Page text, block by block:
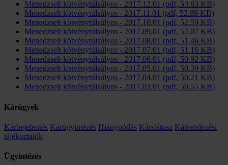
Menedzselt kötvénytúlsúlyos - 2017.12.01 (pdf, 53.63 KB)
Menedzselt kötvénytúlsúlyos - 2017.11.01 (pdf, 52.89 KB)
Menedzselt kötvénytúlsúlyos - 2017.10.01 (pdf, 52.59 KB)
Menedzselt kötvénytúlsúlyos - 2017.09.01 (pdf, 52.07 KB)
Menedzselt kötvénytúlsúlyos - 2017.08.01 (pdf, 51.46 KB)
Menedzselt kötvénytúlsúlyos - 2017.07.01 (pdf, 51.16 KB)
Menedzselt kötvénytúlsúlyos - 2017.06.01 (pdf, 50.92 KB)
Menedzselt kötvénytúlsúlyos - 2017.05.01 (pdf, 50.39 KB)
Menedzselt kötvénytúlsúlyos - 2017.04.01 (pdf, 50.21 KB)
Menedzselt kötvénytúlsúlyos - 2017.03.01 (pdf, 50.55 KB)
Kárügyek
Kárbejelentés Kárügyintézés Hiánypótlás Kárstátusz Kárrendezési
tájékoztatók
Ügyintézés